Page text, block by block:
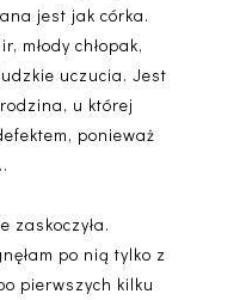
jest jak córka.
młody chłopak,
uczucia. Jest
u której
ponieważ
zaskoczyła.
po nią tylko z
pierwszych kilku